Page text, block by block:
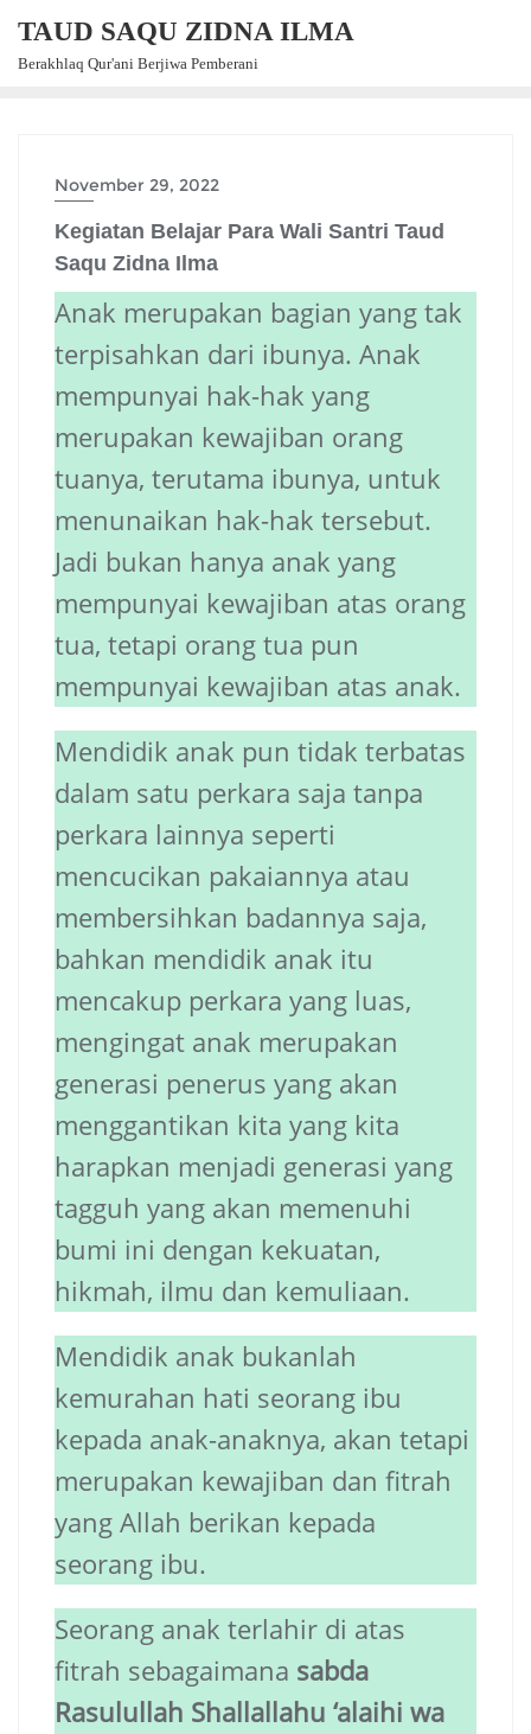
content
TAUD SAQU ZIDNA ILMA
Berakhlaq Qur'ani Berjiwa Pemberani
November 29, 2022
Kegiatan Belajar Para Wali Santri Taud
Saqu Zidna Ilma
Anak merupakan bagian yang tak
terpisahkan dari ibunya. Anak
mempunyai hak-hak yang
merupakan kewajiban orang
tuanya, terutama ibunya, untuk
menunaikan hak-hak tersebut.
Jadi bukan hanya anak yang
mempunyai kewajiban atas orang
tua, tetapi orang tua pun
mempunyai kewajiban atas anak.
Mendidik anak pun tidak terbatas
dalam satu perkara saja tanpa
perkara lainnya seperti
mencucikan pakaiannya atau
membersihkan badannya saja,
bahkan mendidik anak itu
mencakup perkara yang luas,
mengingat anak merupakan
generasi penerus yang akan
menggantikan kita yang kita
harapkan menjadi generasi yang
tagguh yang akan memenuhi
bumi ini dengan kekuatan,
hikmah, ilmu dan kemuliaan.
Mendidik anak bukanlah
kemurahan hati seorang ibu
kepada anak-anaknya, akan tetapi
merupakan kewajiban dan fitrah
yang Allah berikan kepada
seorang ibu.
Seorang anak terlahir di atas
fitrah sebagaimana sabda
Rasulullah Shallallahu ‘alaihi wa